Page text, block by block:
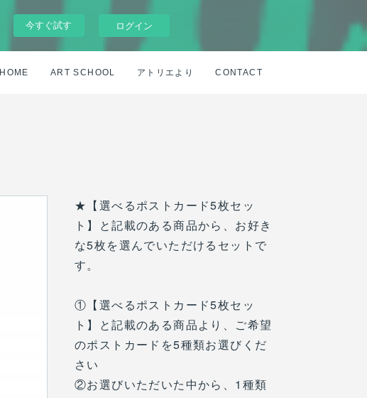
今すぐ試す ログイン
HOME ART SCHOOL アトリエより CONTACT
★【選べるポストカード5枚セッ
ト】と記載のある商品から、お好き
な5枚を選んでいただけるセットで
す。
①【選べるポストカード5枚セッ
ト】と記載のある商品より、ご希望
のポストカードを5種類お選びくだ
さい
②お選びいただいた中から、1種類